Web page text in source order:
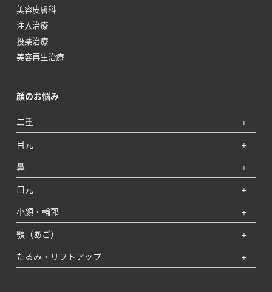
美容皮膚科
注入治療
投薬治療
美容再生治療
顔のお悩み
二重
目元
鼻
口元
小顔・輪郭
顎（あご）
たるみ・リフトアップ